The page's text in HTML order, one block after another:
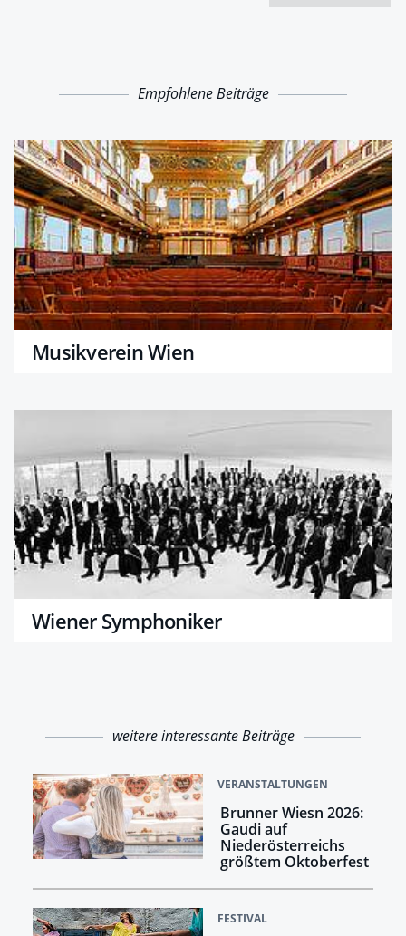
Empfohlene Beiträge
Musikverein Wien
Wiener Symphoniker
weitere interessante Beiträge
VERANSTALTUNGEN
Brunner Wiesn 2026:
Gaudi auf
Niederösterreichs
größtem Oktoberfest
FESTIVAL